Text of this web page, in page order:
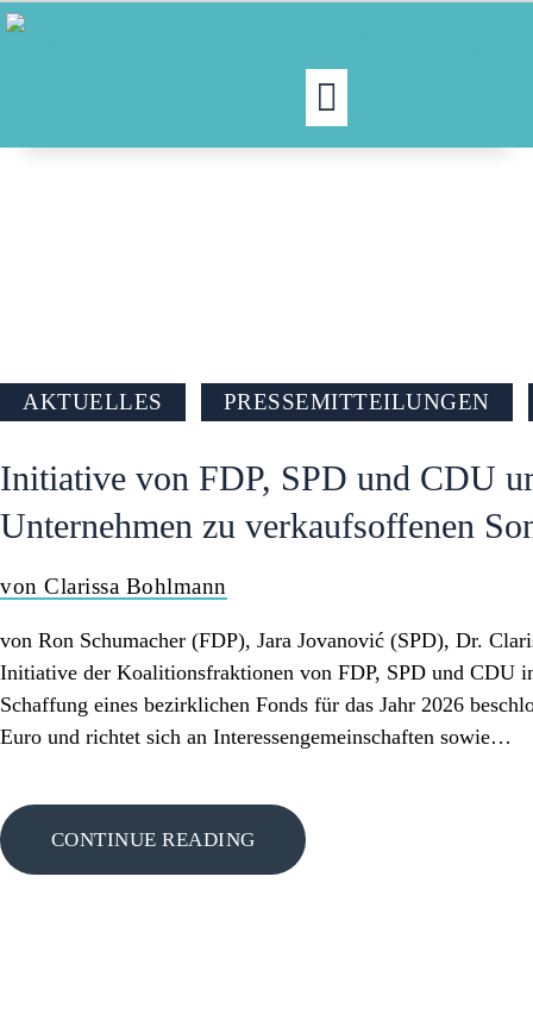
MOIN!
ABGEORDNETE
AUSSCHÜSSE
KONTAKT
PRESSE
AKTUELLES PRESSEMITTEILUNGEN
Initiative von FDP, SPD und CDU
Unternehmen zu verkaufsoffenen
von Clarissa Bohlmann
von Ron Schumacher (FDP), Jara Jovanović (SPD), Dr.
Initiative der Koalitionsfraktionen von FDP, SPD und CDU
Schaffung eines bezirklichen Fonds für das Jahr 2026
Euro und richtet sich an Interessengemeinschaften sowie…
CONTINUE READING